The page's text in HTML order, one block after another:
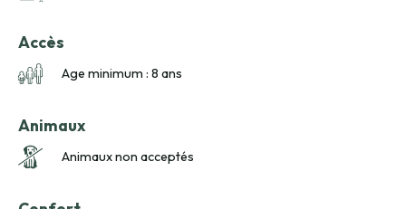
Accès
Age minimum : 8 ans
Animaux
Animaux non acceptés